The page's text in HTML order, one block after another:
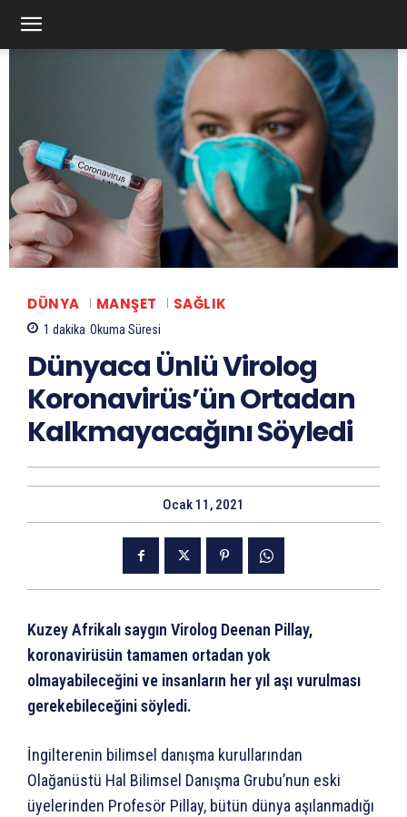
DÜNYA MANŞET SAĞLIK
1 dakika Okuma Süresi
Dünyaca Ünlü Virolog
Koronavirüs’ün Ortadan
Kalkmayacağını Söyledi
Ocak 11, 2021
Kuzey Afrikalı saygın Virolog Deenan Pillay,
koronavirüsün tamamen ortadan yok
olmayabileceğini ve insanların her yıl aşı vurulması
gerekebileceğini söyledi.
İngilterenin bilimsel danışma kurullarından
Olağanüstü Hal Bilimsel Danışma Grubu’nun eski
üyelerinden Profesör Pillay, bütün dünya aşılanmadığı